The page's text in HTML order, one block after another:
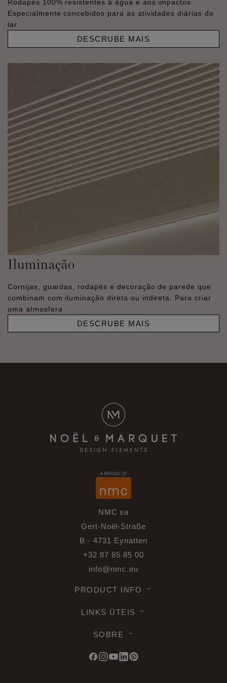
Rodapés 100% resistentes à água e aos impactos.
Especialmente concebidos para as atividades diárias do
lar.
DESCRUBE MAIS
Iluminação
Cornijas, guardas, rodapés e decoração de parede que
combinam com iluminação direta ou indireta. Para criar
uma atmosfera
DESCRUBE MAIS
NMC sa
Gert-Noël-Straße
B - 4731 Eynatten
+32 87 85 85 00
info@nmc.eu
PRODUCT INFO
LINKS ÚTEIS
SOBRE